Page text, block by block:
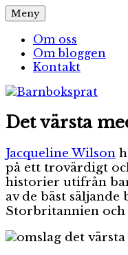
Hoppa
till
innehåll
Barnboksprat
– en blogg om
Meny
Om oss
Om bloggen
Kontakt
Det värsta
Jacqueline Wilson
på ett trovärdigt
historier utifrån
av de bäst
Storbritannien